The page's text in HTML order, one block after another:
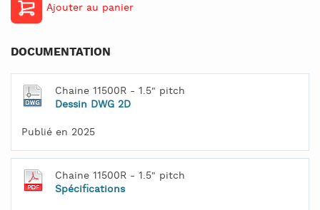
Ajouter au panier
DOCUMENTATION
Chaine 11500R - 1.5" pitch
Dessin DWG 2D
Publié en 2025
Chaine 11500R - 1.5" pitch
Spécifications